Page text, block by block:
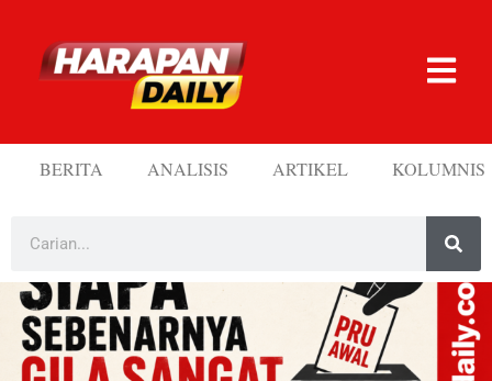
BERITA ANALISIS ARTIKEL KOLUMNIS